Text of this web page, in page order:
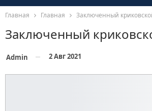
Главная Главная Заключенный
Заключенный
Admin 2 Авг 2021